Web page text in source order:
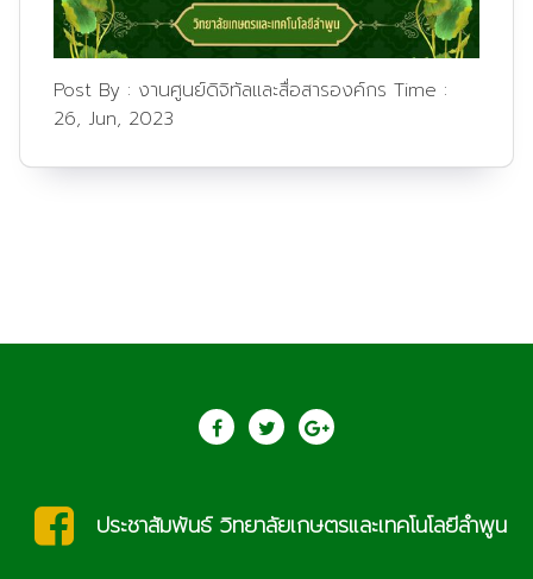
Post By : งานศูนย์ดิจิทัลและสื่อสารองค์กร Time :
26, Jun, 2023
ประชาสัมพันธ์ วิทยาลัยเกษตรและเทคโนโลยีลำพูน